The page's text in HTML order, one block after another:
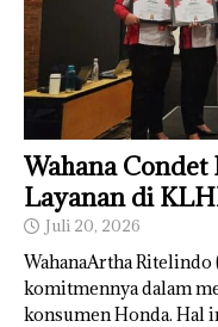
Wahana
Layanan di
Juli 20, 2026
WahanaArtha
komitmennya dalam
konsumen Honda. Hal